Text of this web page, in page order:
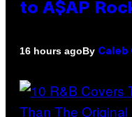
to A$AP
16 hours agoBy Caleb